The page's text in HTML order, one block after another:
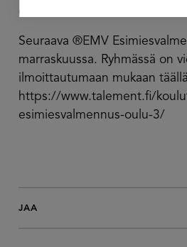
onnistuneesti.
Seuraava ®EMV
marraskuussa. Ryhmässä on
ilmoittautumaan mukaan
https://www.talement.fi/
esimiesvalmennus-oulu-3/
JAA